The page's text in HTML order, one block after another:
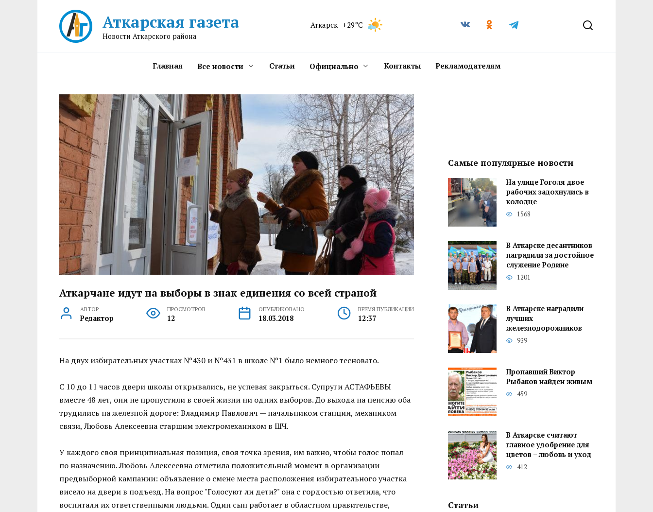
Аткарская газета
Новости Аткарского района
Аткарск +29°C
Главная Все новости Статьи Официально Контакты Рекламодателям
Аткарчане идут на выборы в знак единения со всей страной
АВТОР
Редактор
ПРОСМОТРОВ
12
ОПУБЛИКОВАНО
18.03.2018
ВРЕМЯ ПУБЛИКАЦИИ
12:37
На двух избирательных участках №430 и №431 в школе №1 было немного тесновато.
С 10 до 11 часов двери школы открывались, не успевая закрыться. Супруги АСТАФЬЕВЫ
вместе 48 лет, они не пропустили в своей жизни ни одних выборов. До выхода на пенсию оба
трудились на железной дороге: Владимир Павлович — начальником станции, механиком
связи, Любовь Алексеевна старшим электромехаником в ШЧ.
У каждого своя принципиальная позиция, своя точка зрения, им важно, чтобы голос попал
по назначению. Любовь Алексеевна отметила положительный момент в организации
предвыборной кампании: объявление о смене места расположения избирательного участка
висело на двери в подъезд. На вопрос "Голосуют ли дети?" она с гордостью ответила, что
воспитали их ответственными людьми. Один сын работает в областном правительстве,
Самые популярные новости
На улице Гоголя двое
рабочих задохнулись в
колодце
1568
В Аткарске десантников
наградили за достойное
служение Родине
1201
В Аткарске наградили
лучших
железнодорожников
939
Пропавший Виктор
Рыбаков найден живым
459
В Аткарске считают
главное удобрение для
цветов – любовь и уход
412
Статьи